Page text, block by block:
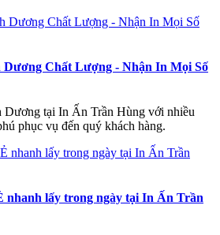
Chất Lượng - Nhận In Mọi Số
Dương tại In Ấn Trần Hùng với nhiều
phục vụ đến quý khách hàng.
nhanh lấy trong ngày tại In Ấn Trần